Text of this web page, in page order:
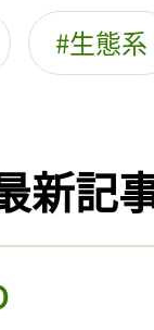
生態系
新記